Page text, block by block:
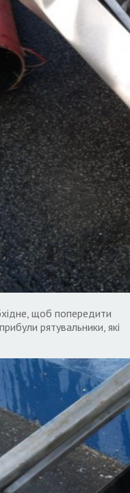
щоб попередити
рятувальники, які